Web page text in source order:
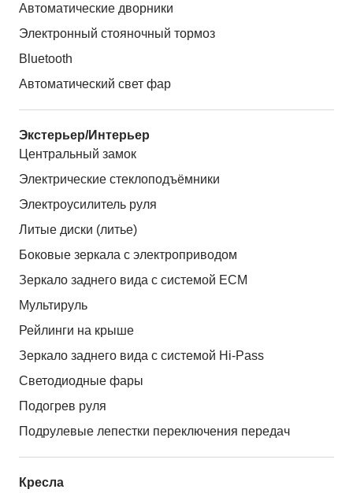
Автоматические дворники
Электронный стояночный тормоз
Bluetooth
Автоматический свет фар
Экстерьер/Интерьер
Центральный замок
Электрические стеклоподъёмники
Электроусилитель руля
Литые диски (литье)
Боковые зеркала с электроприводом
Зеркало заднего вида с системой ЕСМ
Мультируль
Рейлинги на крыше
Зеркало заднего вида с системой Hi-Pass
Светодиодные фары
Подогрев руля
Подрулевые лепестки переключения передач
Кресла